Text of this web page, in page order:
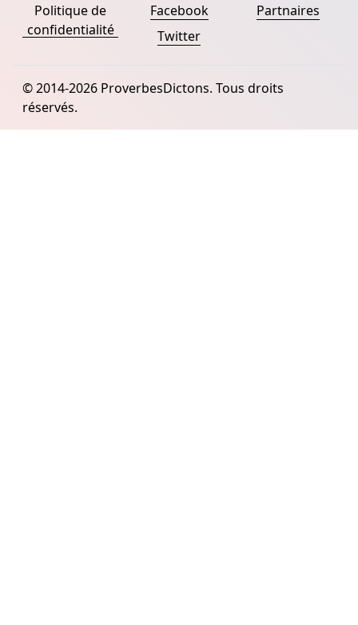
Politique de
confidentialité
Facebook
Twitter
Partnaires
© 2014-2026 ProverbesDictons. Tous droits
réservés.